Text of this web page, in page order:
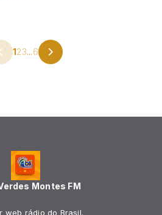
123...6
Montes FM
web rádio do Brasil.